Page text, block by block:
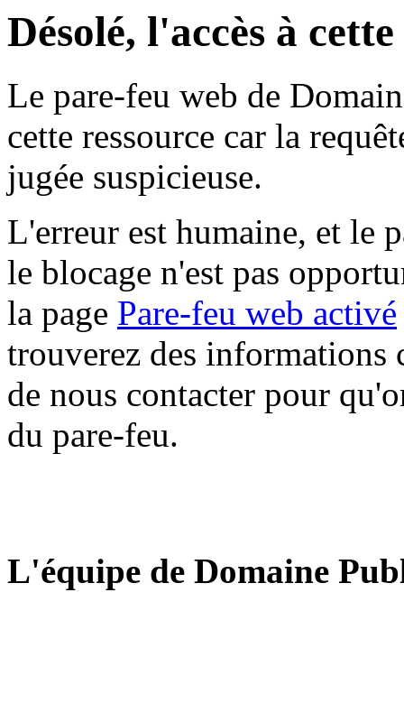
Désolé, l'accès à
Le pare-feu web de
cette ressource car la
jugée suspicieuse.
L'erreur est humaine, et le
le blocage n'est pas
la page Pare-feu web activé
trouverez des informations
de nous contacter pour
du pare-feu.
L'équipe de Domaine